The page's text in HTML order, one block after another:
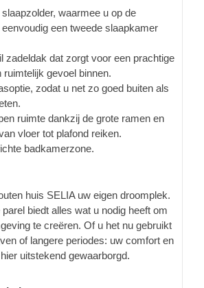
waarmee u op de
een tweede slaapkamer
zadeldak dat zorgt voor een prachtige
ruimtelijk gevoel binnen.
zodat u net zo goed buiten als
ruimte dankzij de grote ramen en
vloer tot plafond reiken.
badkamerzone.
huis SELIA uw eigen droomplek.
biedt alles wat u nodig heeft om
te creëren. Of u het nu gebruikt
of langere periodes: uw comfort en
uitstekend gewaarborgd.